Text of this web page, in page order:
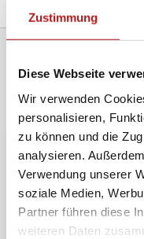
Zustimmung
Diese Webseite
Wir verwenden
personalisieren,
zu können und die
analysieren.
Verwendung unserer
soziale Medien,
Partner führen diese
weiteren Daten
Nutzen Sie
Feedback oder
Praxis. Unser
Anliegen zeitnah